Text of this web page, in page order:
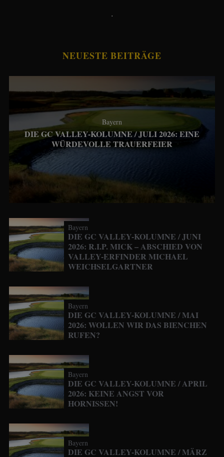
.
NEUESTE BEITRÄGE
Bayern
DIE GC VALLEY-KOLUMNE / JULI 2026: EINE
WÜRDEVOLLE TRAUERFEIER
Bayern
DIE GC VALLEY-KOLUMNE / JUNI
2026: R.I.P. MICK – ABSCHIED VON
VALLEY-ERFINDER MICHAEL
WEICHSELGARTNER
Bayern
DIE GC VALLEY-KOLUMNE / MAI
2026: WOLLEN WIR DAS BIENCHEN
RUFEN?
Bayern
DIE GC VALLEY-KOLUMNE / APRIL
2026: KEINE ANGST VOR
HORNISSEN!
Bayern
DIE GC VALLEY-KOLUMNE / MÄRZ